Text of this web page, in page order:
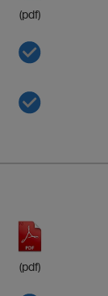
(pdf)
(pdf)